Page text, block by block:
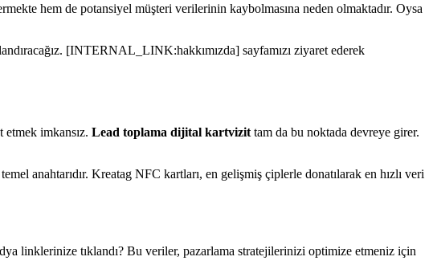
hem de potansiyel müşteri verilerinin kaybolmasına neden olmaktadır. Oysa
[INTERNAL_LINK:hakkımızda] sayfamızı ziyaret ederek
imkansız. Lead toplama dijital kartvizittam da bu noktada devreye girer.
anahtarıdır. Kreatag NFC kartları, en gelişmiş çiplerle donatılarak en hızlı veri
linklerinize tıklandı? Bu veriler, pazarlama stratejilerinizi optimize etmeniz için